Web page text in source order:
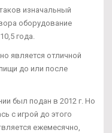
изначальный
оборудование
года.
является отличной
до или после
был подан в 2012 г. Но
с игрой до этого
ежемесячно,